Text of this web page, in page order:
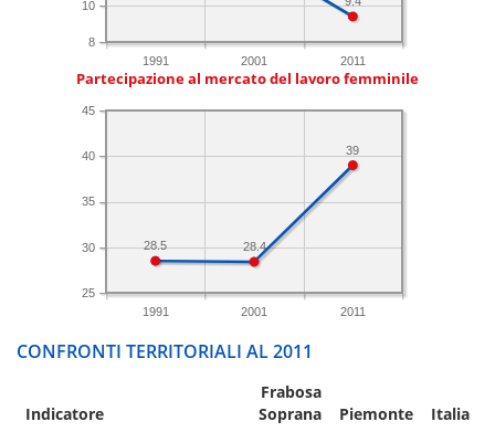
1991 2001 2011
8
10
Partecipazione al mercato del lavoro femminile
1991 2001 2011
25
30
35
40
45
39
28.4
28.5
CONFRONTI TERRITORIALI AL 2011
Indicatore
Frabosa
Soprana
Piemonte Italia